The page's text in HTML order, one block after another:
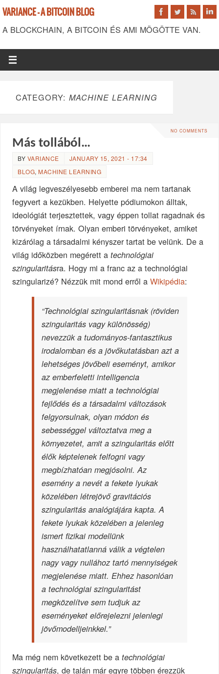
VARIANCE - A BITCOIN BLOG
A BLOCKCHAIN, A BITCOIN ÉS AMI MÖGÖTTE VAN.
CATEGORY: MACHINE LEARNING
NO COMMENTS
Más tollából…
BY VARIANCE
JANUARY 15, 2021 - 17:34
BLOG, MACHINE LEARNING
A világ legveszélyesebb emberei ma nem tartanak
fegyvert a kezükben. Helyette pódiumokon álltak,
ideológiát terjesztettek, vagy éppen tollat ragadnak és
törvényeket írnak. Olyan emberi törvényeket, amiket
kizárólag a társadalmi kényszer tartat be velünk. De a
világ időközben megérett atechnológiai
szingularitásra. Hogy mi a franc az a technológiai
szingularizé? Nézzük mit mond erről aWikipédia:
“Technológiai szingularitásnak (röviden
szingularitás vagy különösség)
nevezzük a tudományos-fantasztikus
irodalomban és a jövőkutatásban azt a
lehetséges jövőbeli eseményt, amikor
az emberfeletti intelligencia
megjelenése miatt a technológiai
fejlődés és a társadalmi változások
felgyorsulnak, olyan módon és
sebességgel változtatva meg a
környezetet, amit a szingularitás előtt
élők képtelenek felfogni vagy
megbízhatóan megjósolni. Az
esemény a nevét a fekete lyukak
közelében létrejövő gravitációs
szingularitás analógiájára kapta. A
fekete lyukak közelében a jelenleg
ismert fizikai modellünk
használhatatlanná válik a végtelen
nagy vagy nullához tartó mennyiségek
megjelenése miatt. Ehhez hasonlóan
a technológiai szingularitást
megközelítve sem tudjuk az
eseményeket előrejelezni jelenlegi
jövőmodelljeinkkel.”
Ma még nem következett be atechnológiai
szingularitás, de talán már egyre többen érezzük